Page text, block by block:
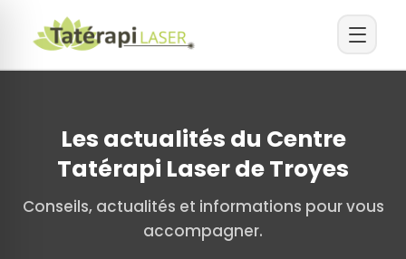
Les actualités du Centre
Tatérapi Laser de Troyes
Conseils, actualités et informations pour vous
accompagner.